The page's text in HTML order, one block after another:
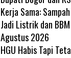
Kerja Sama:
Jadi Listrik dan
Agustus 2026
HGU Habis Tapi